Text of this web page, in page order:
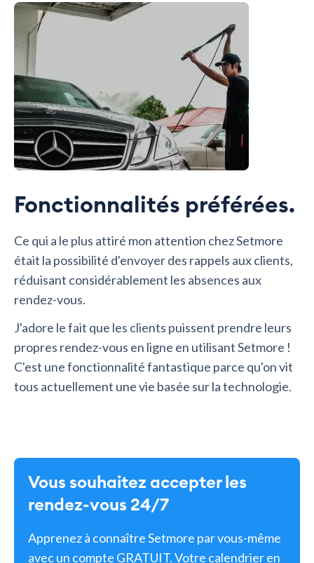
Fonctionnalités préférées.
Ce qui a le plus attiré mon attention chez Setmore
était la possibilité d'envoyer des rappels aux clients,
réduisant considérablement les absences aux
rendez-vous.
J'adore le fait que les clients puissent prendre leurs
propres rendez-vous en ligne en utilisant Setmore !
C'est une fonctionnalité fantastique parce qu'on vit
tous actuellement une vie basée sur la technologie.
Vous souhaitez accepter les
rendez-vous 24/7
Apprenez à connaître Setmore par vous-même
avec un compte GRATUIT. Votre calendrier en